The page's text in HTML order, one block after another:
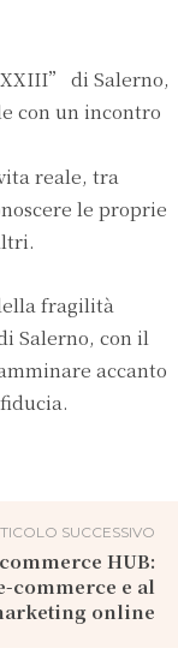
di Salerno,
con un incontro
reale, tra
le proprie
fragilità
Salerno, con il
accanto
SUCCESSIVO
HUB:
commerce e al
online